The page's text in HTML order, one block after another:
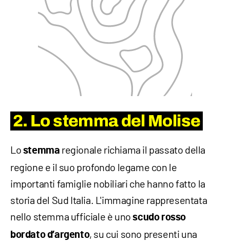
2. Lo stemma del Molise
Lo stemma regionale richiama il passato della
regione e il suo profondo legame con le
importanti famiglie nobiliari che hanno fatto la
storia del Sud Italia. L'immagine rappresentata
nello stemma ufficiale è unoscudo rosso
bordato d’argento, su cui sono presenti una